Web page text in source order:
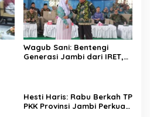
Wagub Sani: Bentengi
Generasi Jambi dari IRET,
Hesti Haris: Rabu Berkah TP
PKK Provinsi Jambi Perkuat